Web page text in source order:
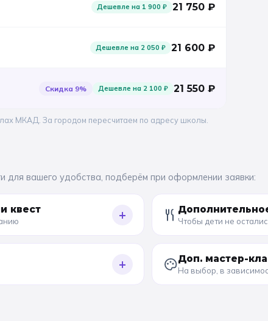
Дешевле на 1 900 ₽ 21 750 ₽
Дешевле на 2 050 ₽ 21 600 ₽
Скидка 9% Дешевле на 2 100 ₽ 21 550 ₽
МКАД. За городом пересчитаем по адресу школы.
для вашего удобства, подберём при оформлении заявки:
квест + Чтобы дети не
+ Доп. мастер-
На выбор, в